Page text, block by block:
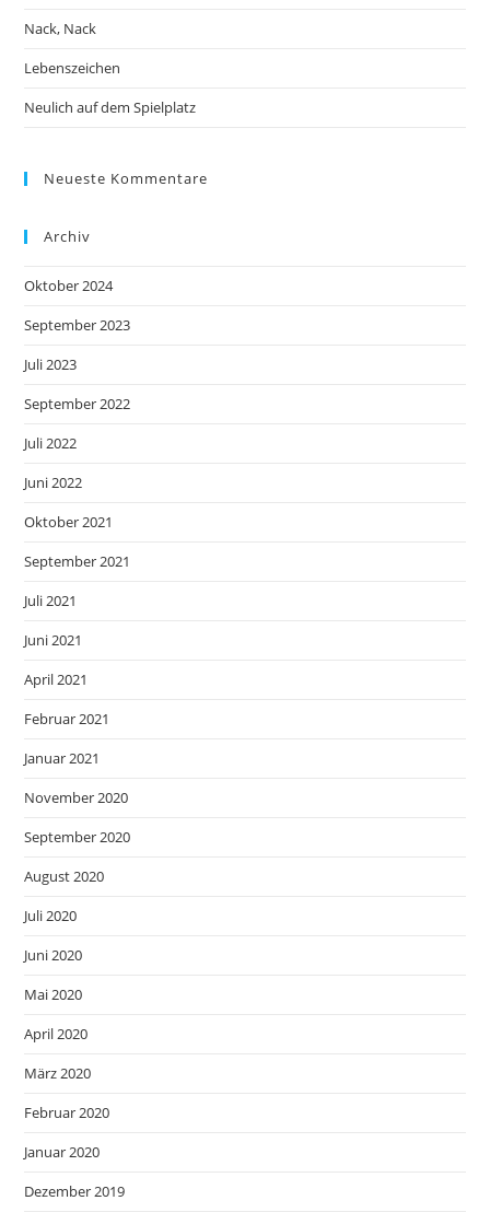
Nack, Nack
Lebenszeichen
Neulich auf dem Spielplatz
Neueste Kommentare
Archiv
Oktober 2024
September 2023
Juli 2023
September 2022
Juli 2022
Juni 2022
Oktober 2021
September 2021
Juli 2021
Juni 2021
April 2021
Februar 2021
Januar 2021
November 2020
September 2020
August 2020
Juli 2020
Juni 2020
Mai 2020
April 2020
März 2020
Februar 2020
Januar 2020
Dezember 2019